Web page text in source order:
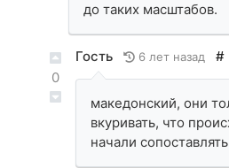
до таких масштабов.
0
Гость 6 лет назад #
македонский, они
вкуривать, что
начали